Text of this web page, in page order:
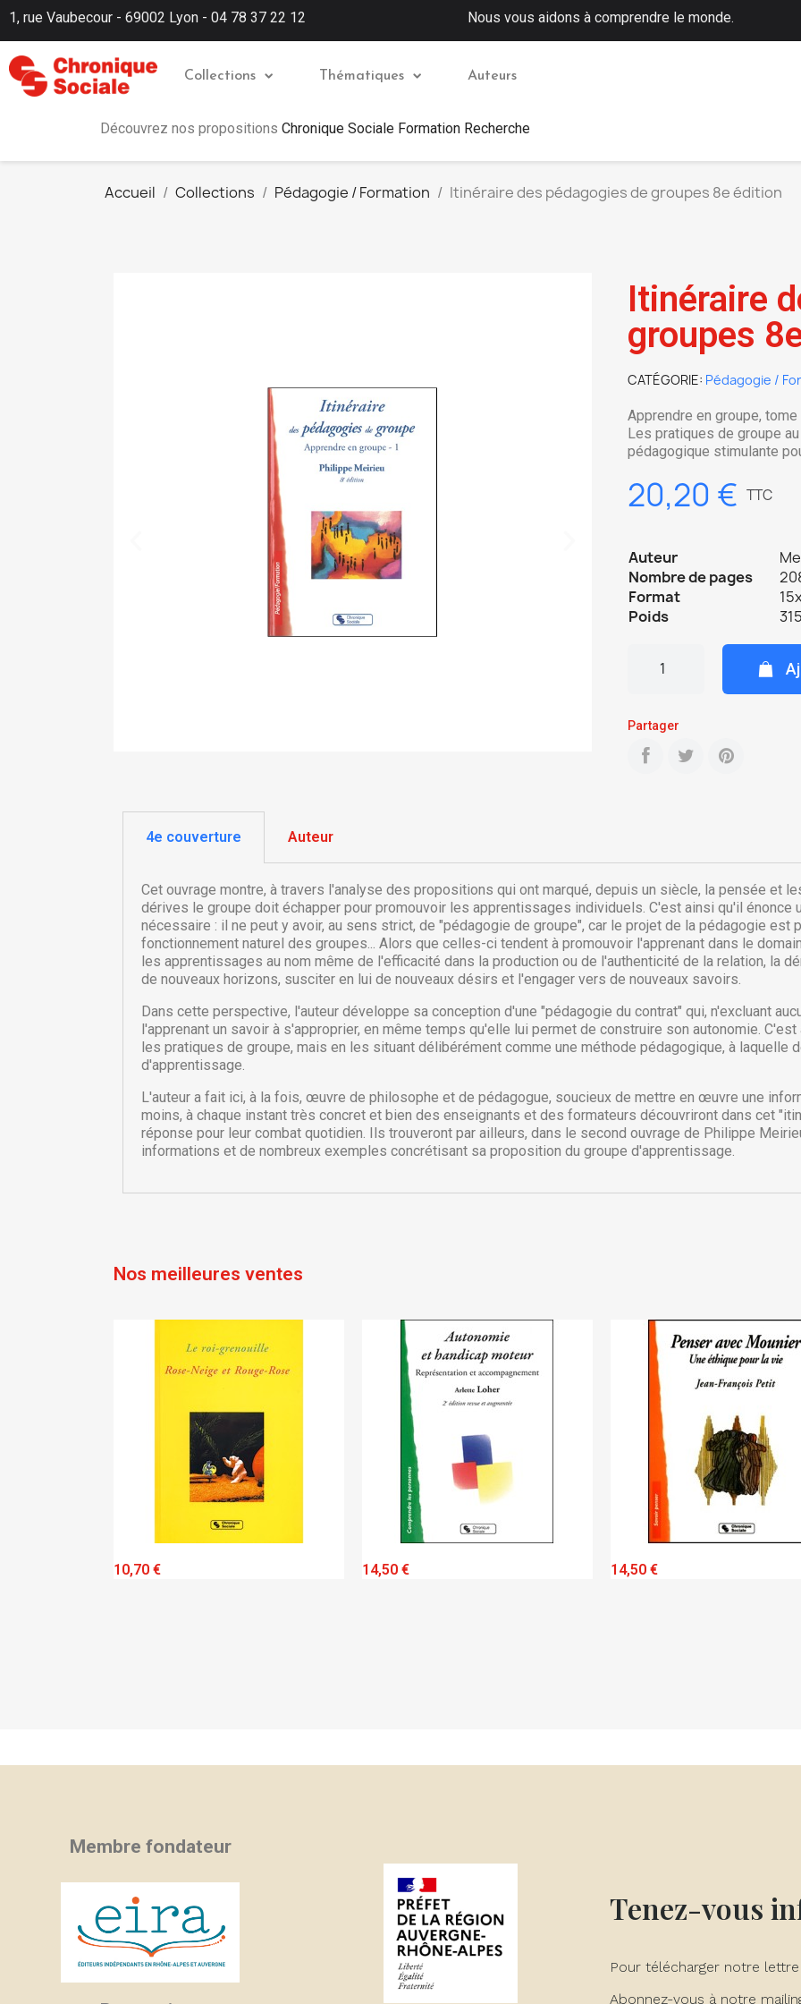
Ajouter à ma liste d'envies
Nom de la liste d'envies
Vous devez être connecté pour ajouter des produits à votre liste
d'envies.
1, rue Vaubecour - 69002 Lyon - 04 78 37 22 12 Nous vous aidons à comprendre le monde.
Collections Thématiques Auteurs
Découvrez nos propositions Chronique Sociale Formation Recherche
Accueil Collections Pédagogie / Formation Itinéraire des pédagogies de groupes 8e édition
Itinéraire
groupes
CATÉGORIE Pédagogie /
Apprendre en groupe, tome
Les pratiques de groupe
pédagogique stimulante
20,20 € TTC
Auteur
Nombre de pages
Format
Poids
Partager
4e couverture Auteur
Cet ouvrage montre, à travers l'analyse des propositions qui ont marqué, depuis un siècle, la pensée et
dérives le groupe doit échapper pour promouvoir les apprentissages individuels. C'est ainsi qu'il énonce
nécessaire : il ne peut y avoir, au sens strict, de "pédagogie de groupe", car le projet de la pédagogie
fonctionnement naturel des groupes... Alors que celles-ci tendent à promouvoir l'apprenant dans le
les apprentissages au nom même de l'efficacité dans la production ou de l'authenticité de la relation, la
de nouveaux horizons, susciter en lui de nouveaux désirs et l'engager vers de nouveaux savoirs.
Dans cette perspective, l'auteur développe sa conception d'une "pédagogie du contrat" qui, n'excluant
l'apprenant un savoir à s'approprier, en même temps qu'elle lui permet de construire son autonomie.
les pratiques de groupe, mais en les situant délibérément comme une méthode pédagogique, à
d'apprentissage.
L'auteur a fait ici, à la fois, œuvre de philosophe et de pédagogue, soucieux de mettre en œuvre une
moins, à chaque instant très concret et bien des enseignants et des formateurs découvriront dans cet
réponse pour leur combat quotidien. Ils trouveront par ailleurs, dans le second ouvrage de Philippe
informations et de nombreux exemples concrétisant sa proposition du groupe d'apprentissage.
Nos meilleures ventes
10,70 € 14,50 € 14,50 €
Membre fondateur
Tenez-vous
Pour télécharger notre
Abonnez-vous à notre